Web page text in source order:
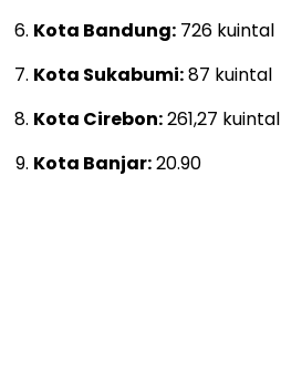
Kota Bandung: 726 kuintal
Kota Sukabumi:87 kuintal
Kota Cirebon:261,27 kuintal
Kota Banjar:20.90